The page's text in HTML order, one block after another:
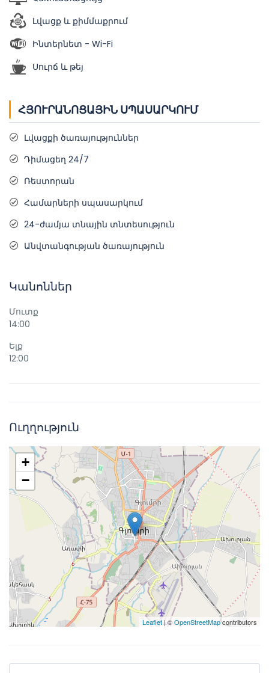
Լվացք և քիմմաքրում
Ինտերնետ - Wi-Fi
Սուրճ և թեյ
ՀՅՈՒՐԱՆՈՑԱՅԻՆ ՍՊԱՍԱՐԿՈՒՄ
Լվացքի ծառայություններ
Դիմացեղ 24/7
Ռեստորան
Համարների սպասարկում
24-ժամյա տնային տնտեսություն
Անվտանգության ծառայություն
Կանոններ
Մուտք
14:00
Ելք
12:00
Ուղղություն
+
−
Leaflet| ©OpenStreetMapcontributors